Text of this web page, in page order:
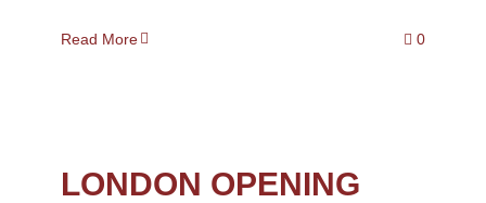
Read More 0
LONDON OPENING